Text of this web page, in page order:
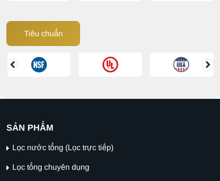
Tiêu chuẩn
SẢN PHẨM
Lọc nước tổng (Lọc trực tiếp)
Lọc tổng chuyên dụng